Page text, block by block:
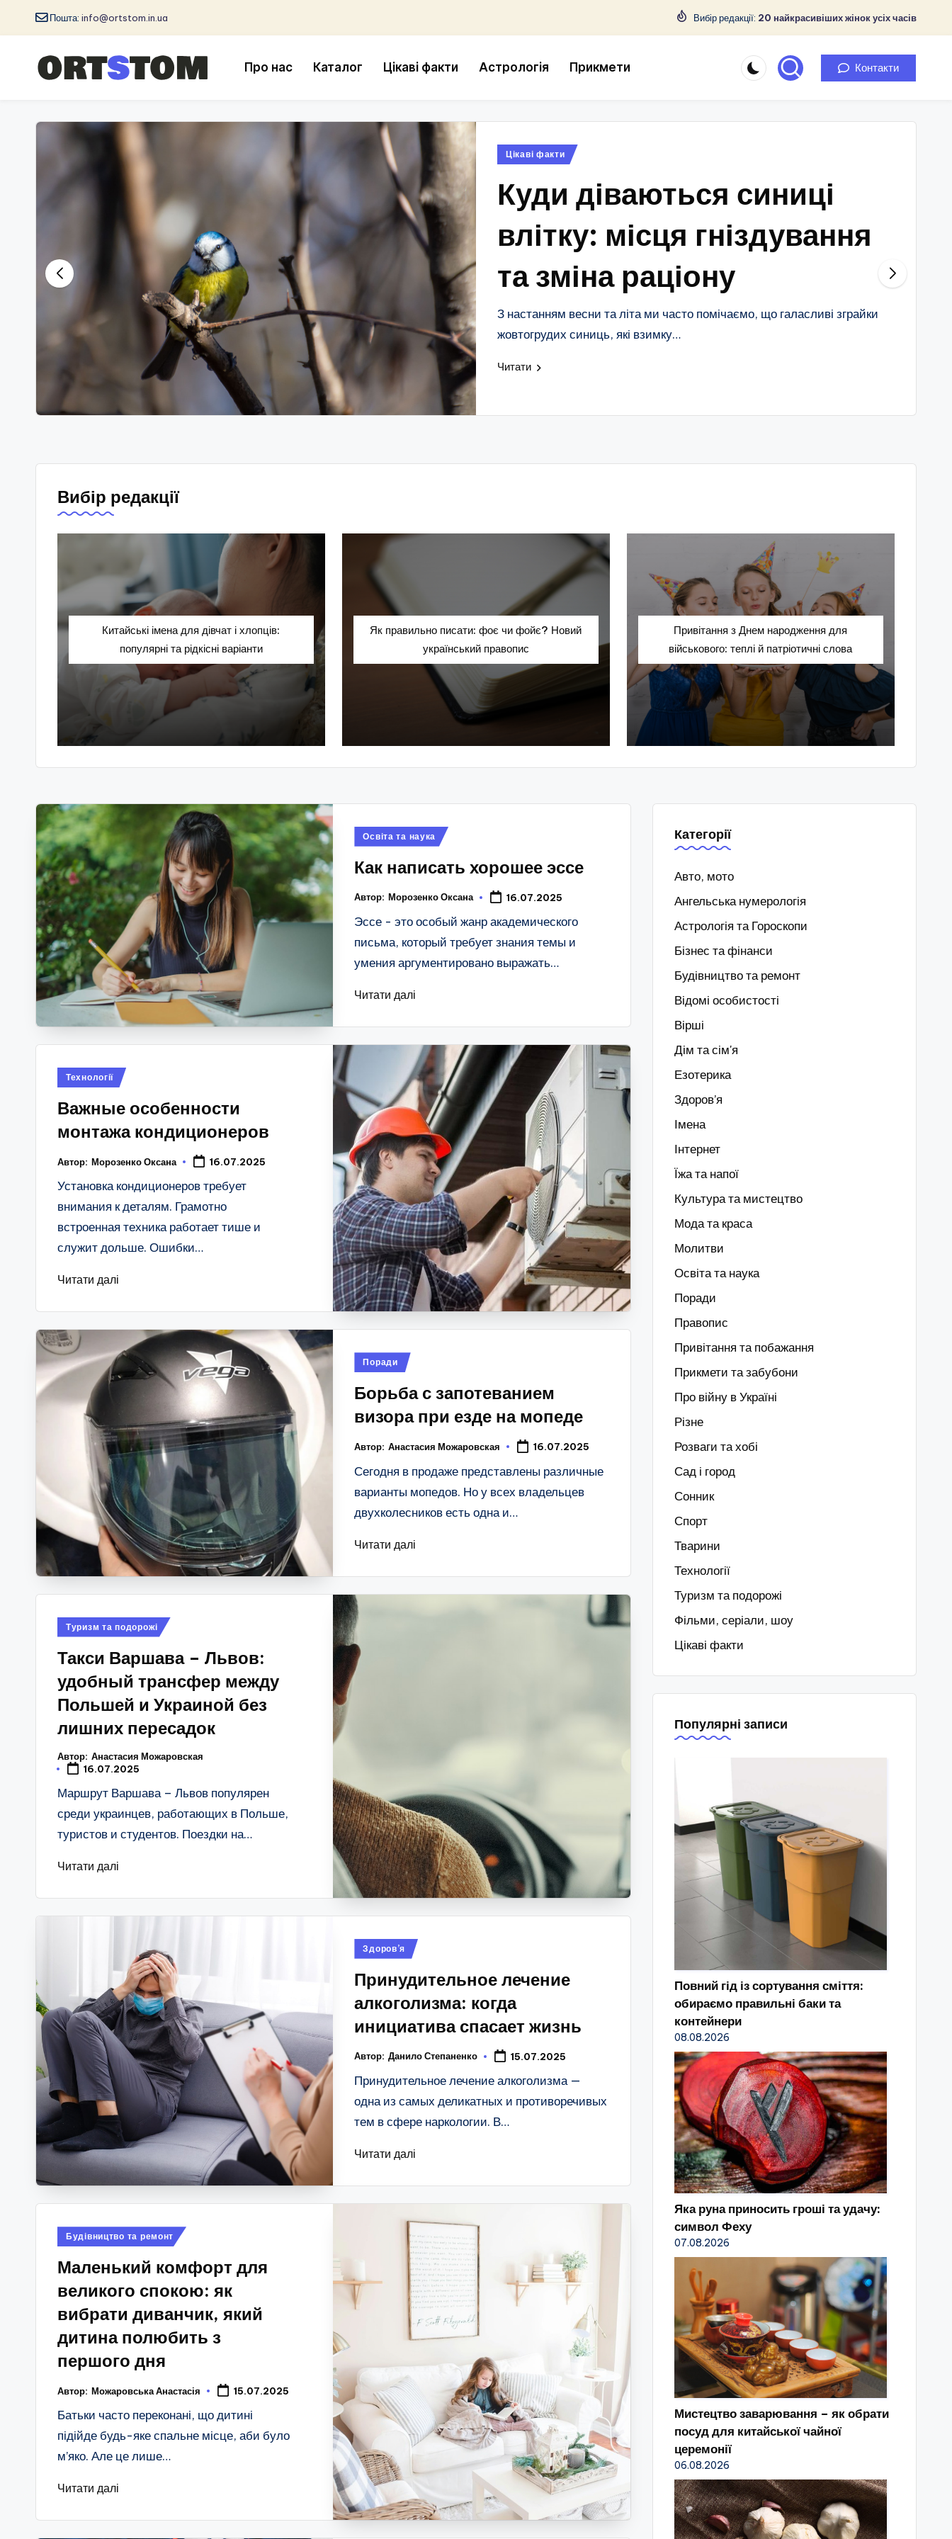
Пошта: info@ortstom.in.ua Вибір редакції: 20 найкрасивіших жінок усіх часів
Про нас Каталог Цікаві факти Астрологія Прикмети Контакти
Опубліковано
Цікаві факти
Куди діваються синиці
влітку: місця гніздування
та зміна раціону
З настанням весни та літа ми часто помічаємо, що галасливі зграйки
жовтогрудих синиць, які взимку…
Читати
Вибір редакції
Китайські імена для дівчат і хлопців:
популярні та рідкісні варіанти
Як правильно писати: фоє чи фойє? Новий
український правопис
Привітання з Днем народження для
військового: теплі й патріотичні слова
Опубліковано
Освіта та наука
Как написать хорошее эссе
Автор: Морозенко Оксана 16.07.2025
Эссе - это особый жанр академического
письма, который требует знания темы и
умения аргументировано выражать…
Читати далі
Опубліковано
Технології
Важные особенности
монтажа кондиционеров
Автор: Морозенко Оксана 16.07.2025
Установка кондиционеров требует
внимания к деталям. Грамотно
встроенная техника работает тише и
служит дольше. Ошибки…
Читати далі
Опубліковано
Поради
Борьба с запотеванием
визора при езде на мопеде
Автор: Анастасия Можаровская 16.07.2025
Сегодня в продаже представлены различные
варианты мопедов. Но у всех владельцев
двухколесников есть одна и…
Читати далі
Опубліковано
Туризм та подорожі
Такси Варшава – Львов:
удобный трансфер между
Польшей и Украиной без
лишних пересадок
Автор: Анастасия Можаровская
16.07.2025
Маршрут Варшава – Львов популярен
среди украинцев, работающих в Польше,
туристов и студентов. Поездки на…
Читати далі
Опубліковано
Здоров’я
Принудительное лечение
алкоголизма: когда
инициатива спасает жизнь
Автор: Данило Степаненко 15.07.2025
Принудительное лечение алкоголизма —
одна из самых деликатных и противоречивых
тем в сфере наркологии. В…
Читати далі
Опубліковано
Будівництво та ремонт
Маленький комфорт для
великого спокою: як
вибрати диванчик, який
дитина полюбить з
першого дня
Автор: Можаровська Анастасія 15.07.2025
Батьки часто переконані, що дитині
підійде будь-яке спальне місце, аби було
м’яко. Але це лише…
Читати далі
Категорії
Авто, мото
Ангельська нумерологія
Астрологія та Гороскопи
Бізнес та фінанси
Будівництво та ремонт
Відомі особистості
Вірші
Дім та сім'я
Езотерика
Здоров’я
Імена
Інтернет
Їжа та напої
Культура та мистецтво
Мода та краса
Молитви
Освіта та наука
Поради
Правопис
Привітання та побажання
Прикмети та забубони
Про війну в Україні
Різне
Розваги та хобі
Сад і город
Сонник
Спорт
Тварини
Технології
Туризм та подорожі
Фільми, серіали, шоу
Цікаві факти
Популярні записи
Повний гід із сортування сміття:
обираємо правильні баки та
контейнери
08.08.2026
Яка руна приносить гроші та удачу:
символ Феху
07.08.2026
Мистецтво заварювання – як обрати
посуд для китайської чайної
церемонії
06.08.2026